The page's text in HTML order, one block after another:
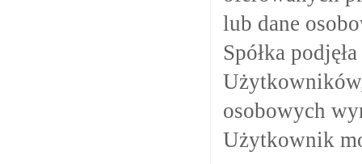
lub dane
Spółka
osobowych
Użytkownik